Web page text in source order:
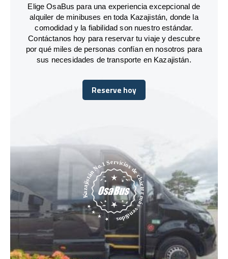
Elige OsaBus para una experiencia excepcional de
alquiler de minibuses en toda Kazajistán, donde la
comodidad y la fiabilidad son nuestro estándar.
Contáctanos hoy para reservar tu viaje y descubre
por qué miles de personas confían en nosotros para
sus necesidades de transporte en Kazajistán.
Reserve hoy
Reserve hoy